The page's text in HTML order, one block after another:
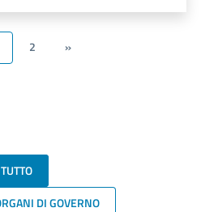
2 »
TUTTO
DI GOVERNO